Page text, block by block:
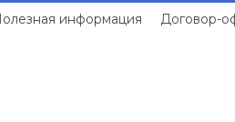
информация Договор-